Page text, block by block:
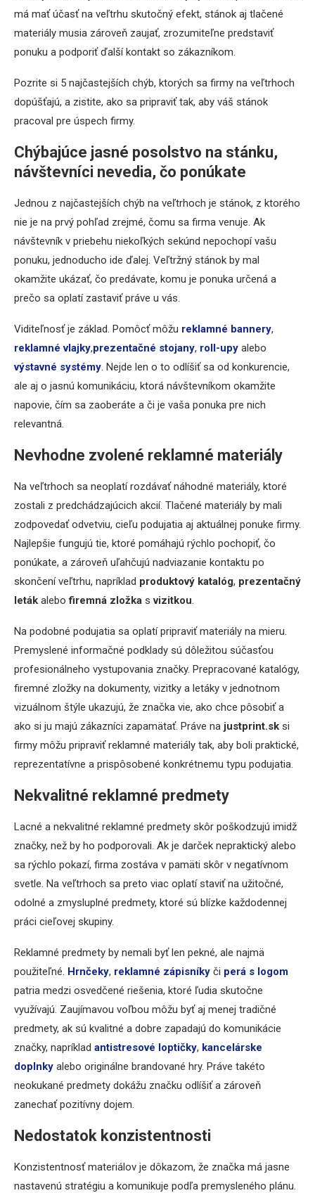
má mať účasť na veľtrhu skutočný efekt, stánok aj tlačené
materiály musia zároveň zaujať, zrozumiteľne predstaviť
ponuku a podporiť ďalší kontakt so zákazníkom.
Pozrite si 5 najčastejších chýb, ktorých sa firmy na veľtrhoch
dopúšťajú, a zistite, ako sa pripraviť tak, aby váš stánok
pracoval pre úspech firmy.
Chýbajúce jasné posolstvo na stánku,
návštevníci nevedia, čo ponúkate
Jednou z najčastejších chýb na veľtrhoch je stánok, z ktorého
nie je na prvý pohľad zrejmé, čomu sa firma venuje. Ak
návštevník v priebehu niekoľkých sekúnd nepochopí vašu
ponuku, jednoducho ide ďalej. Veľtržný stánok by mal
okamžite ukázať, čo predávate, komu je ponuka určená a
prečo sa oplatí zastaviť práve u vás.
Viditeľnosť je základ. Pomôcť môžu reklamné bannery,
reklamné vlajky,prezentačné stojany, roll-upy alebo
výstavné systémy. Nejde len o to odlíšiť sa od konkurencie,
ale aj o jasnú komunikáciu, ktorá návštevníkom okamžite
napovie, čím sa zaoberáte a či je vaša ponuka pre nich
relevantná.
Nevhodne zvolené reklamné materiály
Na veľtrhoch sa neoplatí rozdávať náhodné materiály, ktoré
zostali z predchádzajúcich akcií. Tlačené materiály by mali
zodpovedať odvetviu, cieľu podujatia aj aktuálnej ponuke firmy.
Najlepšie fungujú tie, ktoré pomáhajú rýchlo pochopiť, čo
ponúkate, a zároveň uľahčujú nadviazanie kontaktu po
skončení veľtrhu, napríklad produktový katalóg, prezentačný
leták alebofiremná zložka svizitkou.
Na podobné podujatia sa oplatí pripraviť materiály na mieru.
Premyslené informačné podklady sú dôležitou súčasťou
profesionálneho vystupovania značky. Prepracované katalógy,
firemné zložky na dokumenty, vizitky a letáky v jednotnom
vizuálnom štýle ukazujú, že značka vie, ako chce pôsobiť a
ako si ju majú zákazníci zapamätať. Práve na justprint.sk si
firmy môžu pripraviť reklamné materiály tak, aby boli praktické,
reprezentatívne a prispôsobené konkrétnemu typu podujatia.
Nekvalitné reklamné predmety
Lacné a nekvalitné reklamné predmety skôr poškodzujú imidž
značky, než by ho podporovali. Ak je darček nepraktický alebo
sa rýchlo pokazí, firma zostáva v pamäti skôr v negatívnom
svetle. Na veľtrhoch sa preto viac oplatí staviť na užitočné,
odolné a zmysluplné predmety, ktoré sú blízke každodennej
práci cieľovej skupiny.
Reklamné predmety by nemali byť len pekné, ale najmä
použiteľné. Hrnčeky, reklamné zápisníky či perá s logom
patria medzi osvedčené riešenia, ktoré ľudia skutočne
využívajú. Zaujímavou voľbou môžu byť aj menej tradičné
predmety, ak sú kvalitné a dobre zapadajú do komunikácie
značky, napríklad antistresové loptičky, kancelárske
doplnky alebo originálne brandované hry. Práve takéto
neokukané predmety dokážu značku odlíšiť a zároveň
zanechať pozitívny dojem.
Nedostatok konzistentnosti
Konzistentnosť materiálov je dôkazom, že značka má jasne
nastavenú stratégiu a komunikuje podľa premysleného plánu.